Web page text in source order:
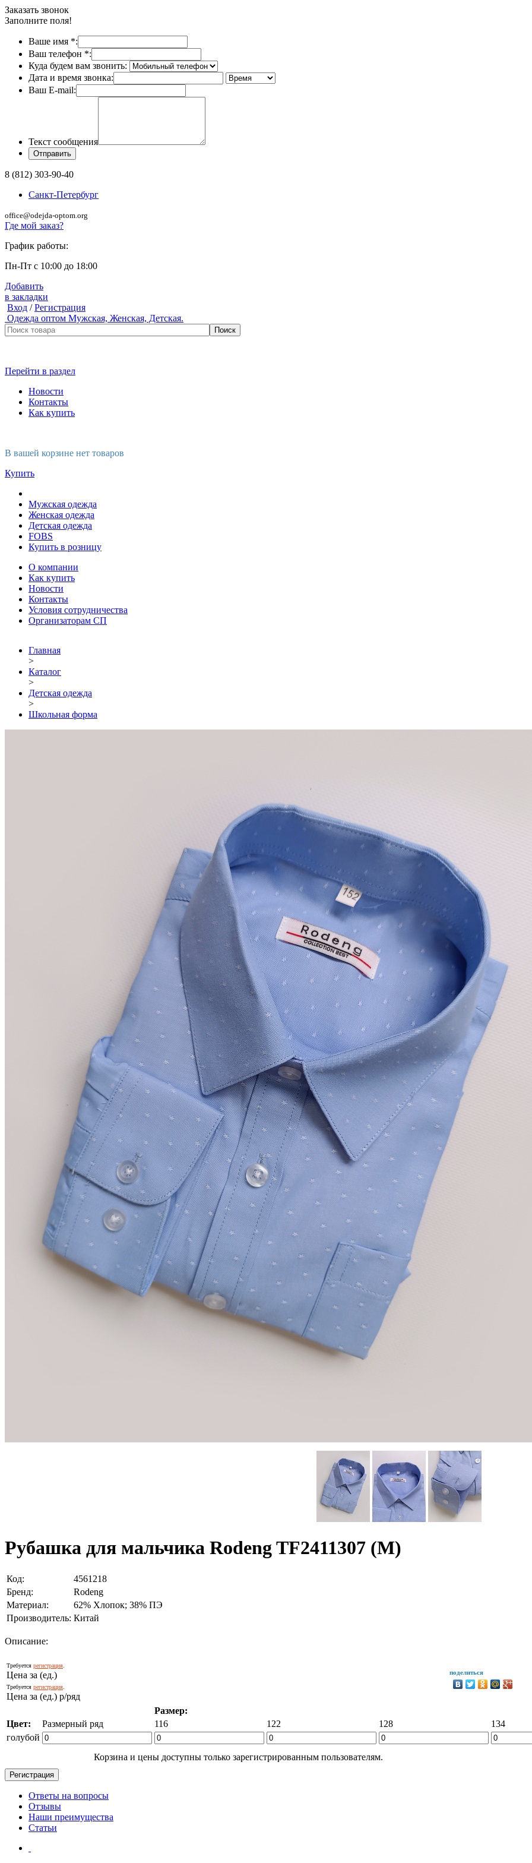
Заказать звонок
Заполните поля!
Ваше имя *:
Ваш телефон *:
Куда будем вам звонить:
Дата и время звонка:
Ваш E-mail:
Текст сообщения
8 (812) 303-90-40
Санкт-Петербург
office@odejda-optom.org
Где мой заказ?
График работы:
Пн-Пт с 10:00 до 18:00
Добавить
в закладки
Вход /Регистрация
Одежда оптом Мужская, Женская, Детская.
Перейти в раздел
Новости
Контакты
Как купить
В вашей корзине нет товаров
Купить
Мужская одежда
Женская одежда
Детская одежда
FOBS
Купить в розницу
О компании
Как купить
Новости
Контакты
Условия сотрудничества
Организаторам СП
Главная
>
Каталог
>
Детская одежда
>
Школьная форма
Рубашка для мальчика Rodeng TF2411307 (M)
Код:
4561218
Бренд:
Rodeng
Материал:
62% Хлопок; 38% ПЭ
Производитель: Китай
Описание:
Требуется регистрация
Цена за (ед.)
Требуется регистрация
Цена за (ед.) р/ряд
поделиться
Размер:
Цвет:
Размерный ряд 116 122 128 134
голубой
Корзина и цены доступны только зарегистрированным пользователям.
Ответы на вопросы
Отзывы
Наши преимущества
Статьи